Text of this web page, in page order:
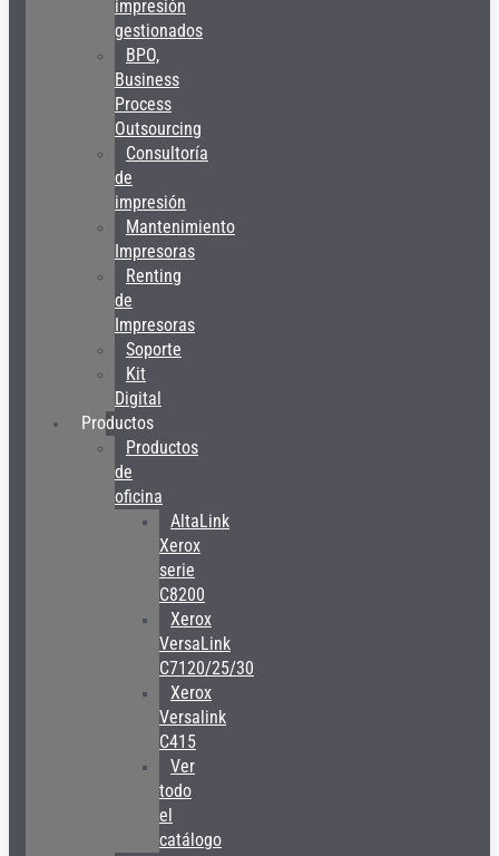
impresión
gestionados
BPO,
Business
Process
Outsourcing
Consultoría
de
impresión
Mantenimiento
Impresoras
Renting
de
Impresoras
Soporte
Kit
Digital
Productos
Productos
de
oficina
AltaLink
Xerox
serie
C8200
Xerox
VersaLink
C7120/25/30
Xerox
Versalink
C415
Ver
todo
el
catálogo